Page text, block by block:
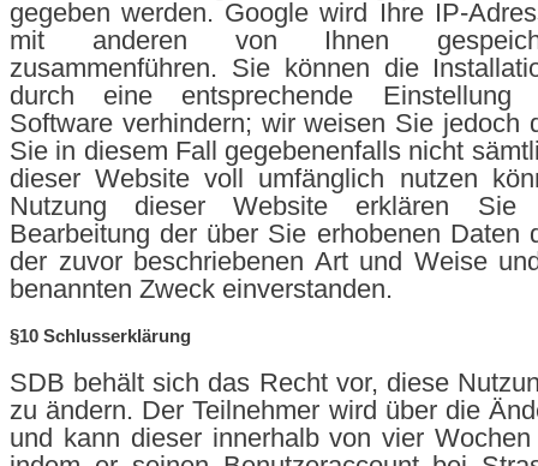
gegeben werden. Google wird Ihre IP-
mit anderen von Ihnen
zusammenführen. Sie können die
durch eine entsprechende Einstellung
Software verhindern; wir weisen Sie jedoch
Sie in diesem Fall gegebenenfalls nicht
dieser Website voll umfänglich nutzen
Nutzung dieser Website erklären
Bearbeitung der über Sie erhobenen Daten
der zuvor beschriebenen Art und Weise
benannten Zweck einverstanden.
§10 Schlusserklärung
SDB behält sich das Recht vor, diese
zu ändern. Der Teilnehmer wird über die
und kann dieser innerhalb von vier Wochen